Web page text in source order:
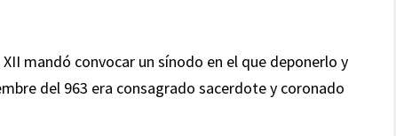
mandó convocar un sínodo en el que deponerlo y
del 963 era consagrado sacerdote y coronado